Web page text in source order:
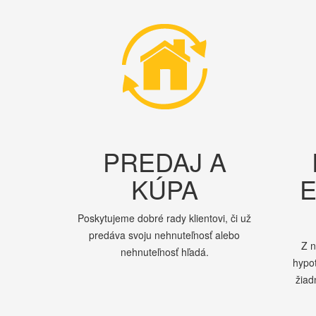
PREDAJ A
KÚPA
Poskytujeme dobré rady klientovi, či už
predáva svoju nehnuteľnosť alebo
nehnuteľnosť hľadá.
Z